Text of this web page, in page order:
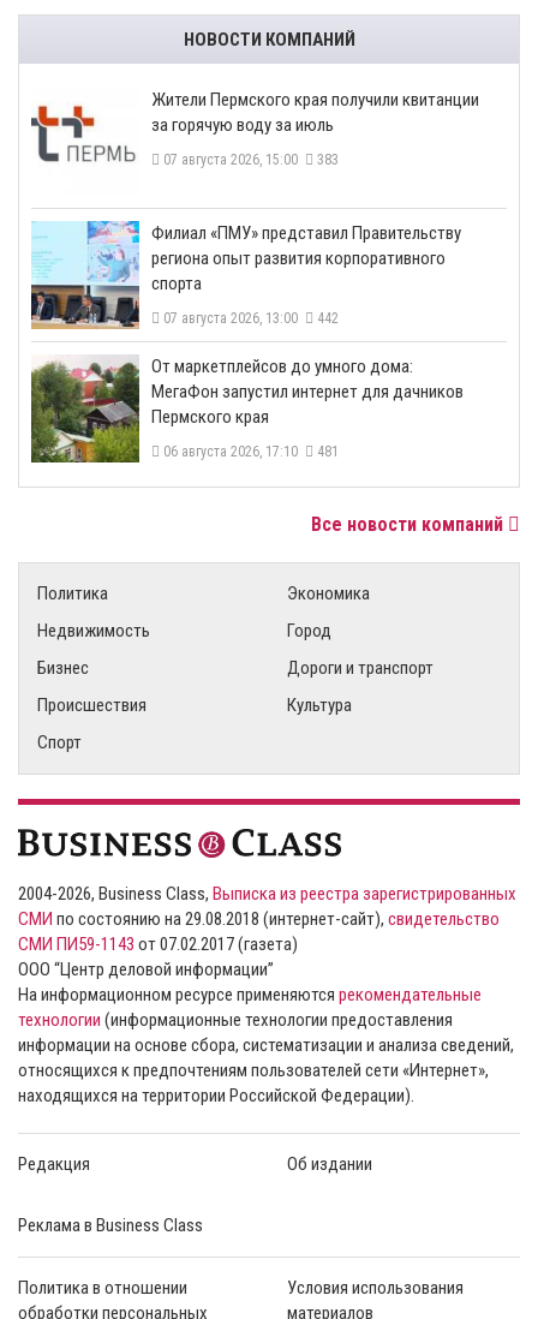
НОВОСТИ КОМПАНИЙ
​Жители Пермского края получили квитанции
за горячую воду за июль
07 августа 2026, 15:00 383
​Филиал «ПМУ» представил Правительству
региона опыт развития корпоративного
спорта
07 августа 2026, 13:00 442
От маркетплейсов до умного дома:
МегаФон запустил интернет для дачников
Пермского края
06 августа 2026, 17:10 481
Все новости компаний
Политика
Экономика
Недвижимость
Город
Бизнес
Дороги и транспорт
Происшествия
Культура
Спорт
2004-2026, Business Class, Выписка из реестра зарегистрированных
СМИ по состоянию на 29.08.2018 (интернет-сайт), свидетельство
СМИ ПИ59-1143 от 07.02.2017 (газета)
ООО “Центр деловой информации”
На информационном ресурсе применяются рекомендательные
технологии (информационные технологии предоставления
информации на основе сбора, систематизации и анализа сведений,
относящихся к предпочтениям пользователей сети «Интернет»,
находящихся на территории Российской Федерации).
Редакция Об издании
Реклама в Business Class
Политика в отношении
обработки персональных
Условия использования
материалов